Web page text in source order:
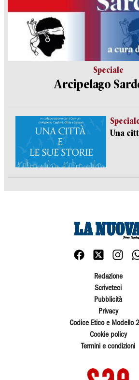
Speciale
Arcipelago
Una
Redazione
Scriveteci
Pubblicità
Privacy
Codice Etico e Modello
Cookie policy
Termini e condizioni